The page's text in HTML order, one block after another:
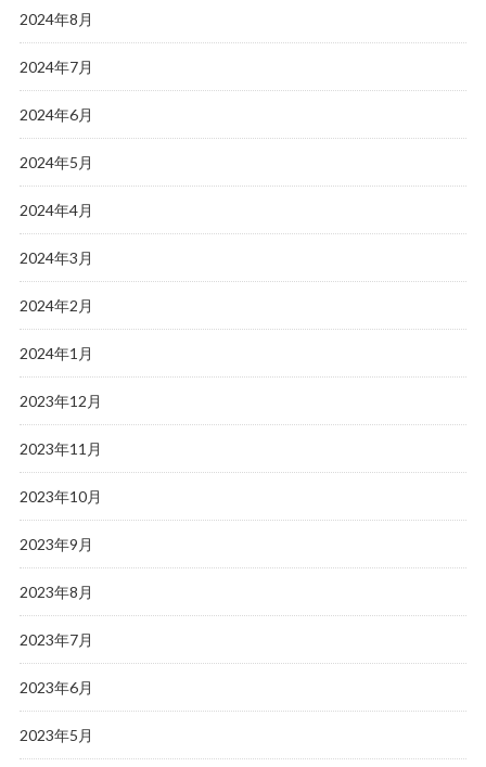
2024年8月
2024年7月
2024年6月
2024年5月
2024年4月
2024年3月
2024年2月
2024年1月
2023年12月
2023年11月
2023年10月
2023年9月
2023年8月
2023年7月
2023年6月
2023年5月